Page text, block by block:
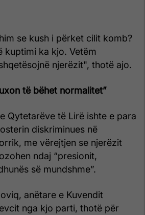
se kush i përket cilit komb?
kuptimi ka kjo. Vetëm
njerëzit", thotë ajo.
të bëhet normalitet”
Qytetarëve të Lirë ishte e para
diskriminues në
me vërejtjen se njerëzit
ndaj “presionit,
së mundshme”.
anëtare e Kuvendit
nga kjo parti, thotë për